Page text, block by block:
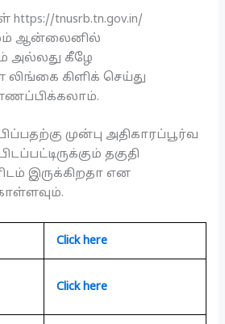
tnusrb.tn.gov.in/
ஆன்லைனில்
அல்லது கீழே
கிளிக் செய்து
முன்பு அதிகாரப்பூர்வ
தகுதி
இருக்கிறதா என
Click here
Click here